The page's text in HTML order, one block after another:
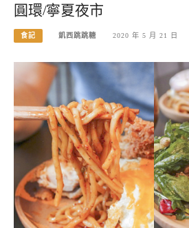
圓環/寧夏夜市
食記 凱西跳跳糖 2020 年 5 月 21 日